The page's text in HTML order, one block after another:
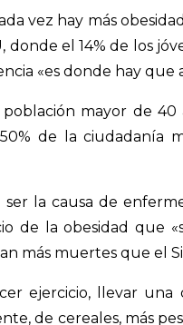
vez hay más
donde el 14% de los
«es donde hay que
población mayor de
de la ciudadanía
la causa de
de la obesidad que
más muertes que el
ejercicio, llevar
de cereales, más